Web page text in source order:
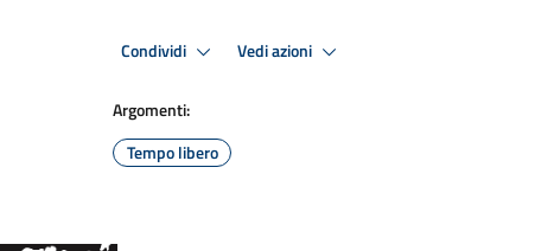
Condividi Vedi azioni
Argomenti:
Tempo libero